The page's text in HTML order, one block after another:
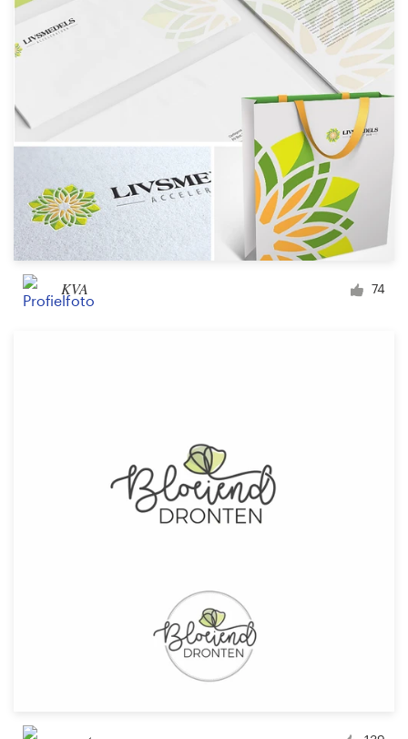
KVA 74